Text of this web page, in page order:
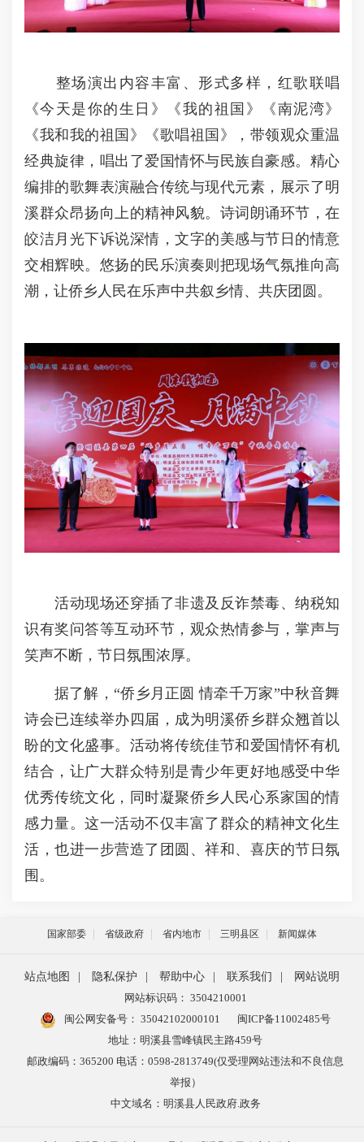
整场演出内容丰富、形式多样，红歌联唱
《今天是你的生日》《我的祖国》《南泥湾》
《我和我的祖国》《歌唱祖国》，带领观众重温
经典旋律，唱出了爱国情怀与民族自豪感。精心
编排的歌舞表演融合传统与现代元素，展示了明
溪群众昂扬向上的精神风貌。诗词朗诵环节，在
皎洁月光下诉说深情，文字的美感与节日的情意
交相辉映。悠扬的民乐演奏则把现场气氛推向高
潮，让侨乡人民在乐声中共叙乡情、共庆团圆。
活动现场还穿插了非遗及反诈禁毒、纳税知
识有奖问答等互动环节，观众热情参与，掌声与
笑声不断，节日氛围浓厚。
据了解，“侨乡月正圆 情牵千万家”中秋音舞
诗会已连续举办四届，成为明溪侨乡群众翘首以
盼的文化盛事。活动将传统佳节和爱国情怀有机
结合，让广大群众特别是青少年更好地感受中华
优秀传统文化，同时凝聚侨乡人民心系家国的情
感力量。这一活动不仅丰富了群众的精神文化生
活，也进一步营造了团圆、祥和、喜庆的节日氛
围。
国家部委 省级政府 省内地市 三明县区 新闻媒体
站点地图 隐私保护 帮助中心 联系我们
网站说明
网站标识码： 3504210001
闽公网安备号： 35042102000101
闽ICP备11002485号
地址：明溪县雪峰镇民主路459号
邮政编码：365200 电话：0598-2813749(仅受理网站违法和不良信息
举报）
中文域名：明溪县人民政府.政务